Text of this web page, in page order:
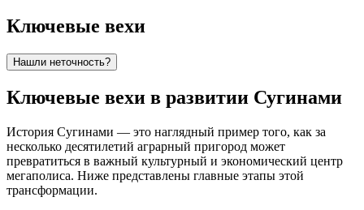
Ключевые вехи
Нашли неточность?
Ключевые вехи в развитии Сугинами
История Сугинами — это наглядный пример того, как за
несколько десятилетий аграрный пригород может
превратиться в важный культурный и экономический центр
мегаполиса. Ниже представлены главные этапы этой
трансформации.